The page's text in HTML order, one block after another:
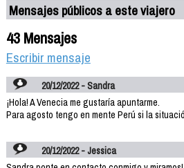
Mensajes públicos a este viajero
43 Mensajes
Escribir mensaje
20/12/2022 - Sandra
¡Hola! A Venecia me gustaría apuntarme.
Para agosto tengo en mente Perú si la
20/12/2022 - Jessica